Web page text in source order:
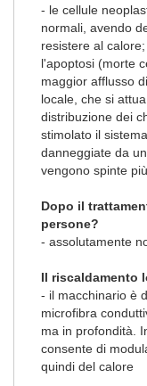
- le cellule
normali, avendo
resistere al
l'apoptosi (morte
maggior afflusso
locale, che si
distribuzione dei
stimolato il
danneggiate da
vengono spinte
Dopo il
persone?
- assolutamente
Il riscaldamento
- il macchinario è
microfibra
ma in profondità.
consente di
quindi del calore